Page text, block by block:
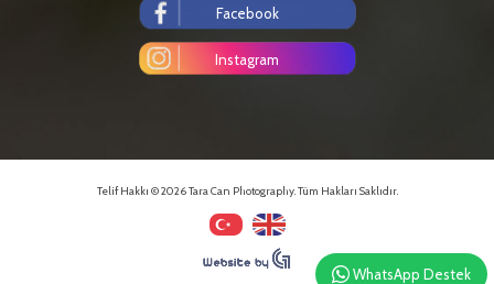
Facebook
Instagram
Telif Hakkı © 2026 Tara Can Photography. Tüm Hakları Saklıdır.
WhatsApp Destek